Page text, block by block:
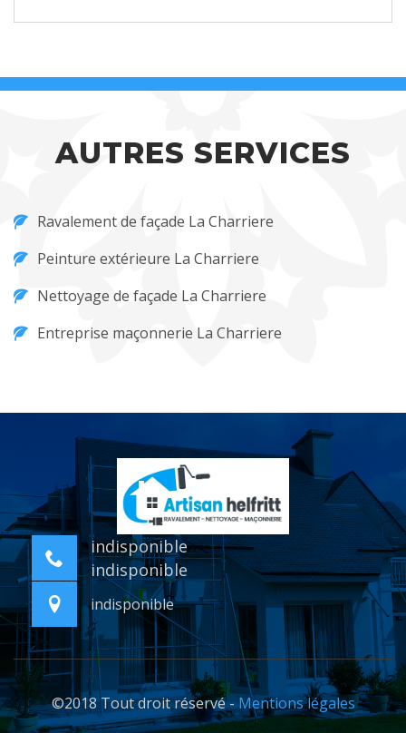
AUTRES SERVICES
Ravalement de façade La Charriere
Peinture extérieure La Charriere
Nettoyage de façade La Charriere
Entreprise maçonnerie La Charriere
indisponible
indisponible
indisponible
©2018 Tout droit réservé -Mentions légales